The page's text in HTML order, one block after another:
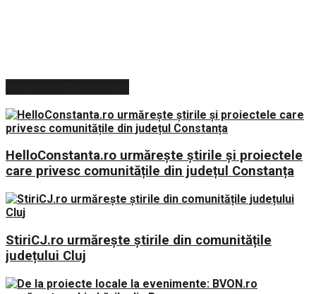
HelloConstanta.ro urmărește știrile și proiectele
care privesc comunitățile din județul Constanța
StiriCJ.ro urmărește știrile din comunitățile
județului Cluj